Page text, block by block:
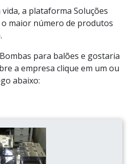
a plataforma Soluções
maior número de produtos
para balões e gostaria
a empresa clique em um ou
abaixo: